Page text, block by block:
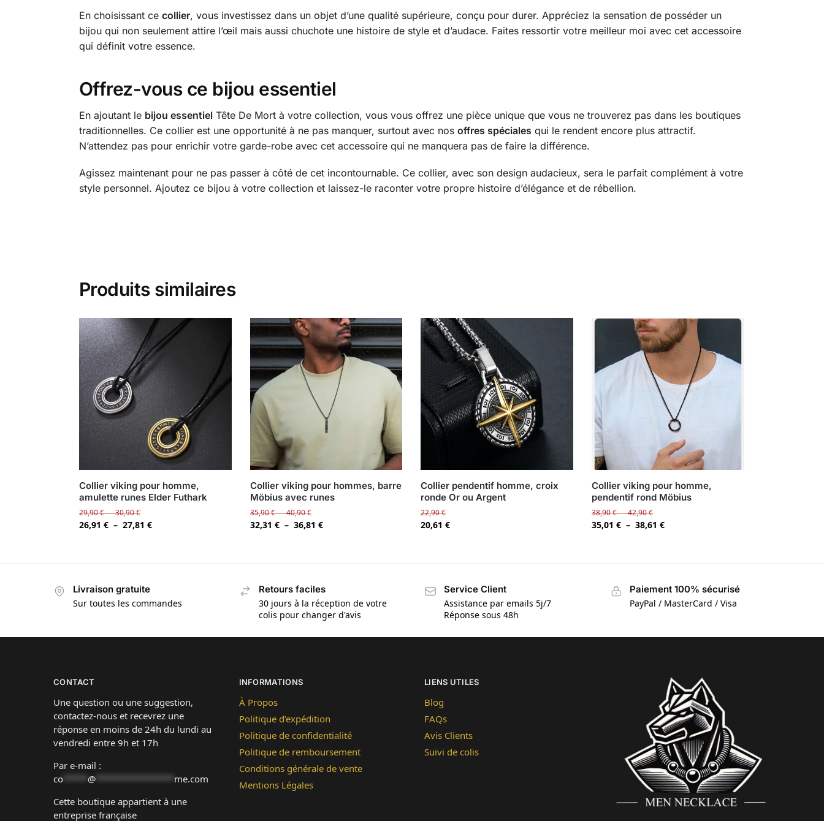
En choisissant ce collier, vous investissez dans un objet d’une qualité supérieure, conçu pour durer. Appréciez la sensation de posséder un
bijou qui non seulement attire l’œil mais aussi chuchote une histoire de style et d’audace. Faites ressortir votre meilleur moi avec cet accessoire
qui définit votre essence.
Offrez-vous ce bijou essentiel
En ajoutant le bijou essentielTête De Mort à votre collection, vous vous offrez une pièce unique que vous ne trouverez pas dans les boutiques
traditionnelles. Ce collier est une opportunité à ne pas manquer, surtout avec nos offres spéciales qui le rendent encore plus attractif.
N’attendez pas pour enrichir votre garde-robe avec cet accessoire qui ne manquera pas de faire la différence.
Agissez maintenant pour ne pas passer à côté de cet incontournable. Ce collier, avec son design audacieux, sera le parfait complément à votre
style personnel. Ajoutez ce bijou à votre collection et laissez-le raconter votre propre histoire d’élégance et de rébellion.
Produits similaires
Collier viking pour homme,
amulette runes Elder Futhark
29,90€–30,90€
26,91 € – 27,81 €
Collier viking pour hommes, barre
Möbius avec runes
35,90€–40,90€
32,31 € – 36,81 €
Collier pendentif homme, croix
ronde Or ou Argent
22,90€
20,61€
Collier viking pour homme,
pendentif rond Möbius
38,90€–42,90€
35,01€ – 38,61€
Livraison gratuite
Sur toutes les commandes
Retours faciles
30 jours à la réception de votre
colis pour changer d'avis
Service Client
Assistance par emails 5j/7
Réponse sous 48h
Paiement 100% sécurisé
PayPal / MasterCard / Visa
CONTACT
Une question ou une suggestion,
contactez-nous et recevrez une
réponse en moins de 24h du lundi au
vendredi entre 9h et 17h
Par e-mail :
co
@
me.com
Cette boutique appartient à une
entreprise française
INFORMATIONS
À Propos
Politique d’expédition
Politique de confidentialité
Politique de remboursement
Conditions générale de vente
Mentions Légales
LIENS UTILES
Blog
FAQs
Avis Clients
Suivi de colis